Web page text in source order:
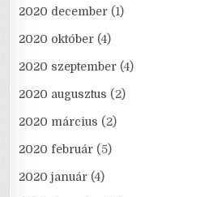
2020 december (1)
2020 október (4)
2020 szeptember (4)
2020 augusztus (2)
2020 március (2)
2020 február (5)
2020 január (4)